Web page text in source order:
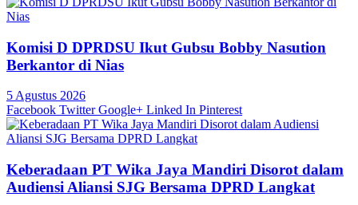
Komisi D DPRDSU Ikut Gubsu Bobby Nasution
Berkantor di Nias
5 Agustus 2026
Facebook Twitter Google+ Linked In Pinterest
Keberadaan PT Wika Jaya Mandiri Disorot dalam
Audiensi Aliansi SJG Bersama DPRD Langkat